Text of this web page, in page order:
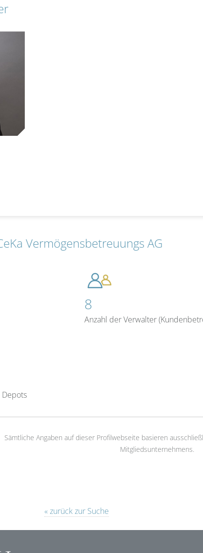
Vermögensbetreuungs AG
8
Anzahl der Verwalter
Sämtliche Angaben auf dieser Profilwebseite basieren
Mitgliedsunternehmens.
« zurück zur Suche